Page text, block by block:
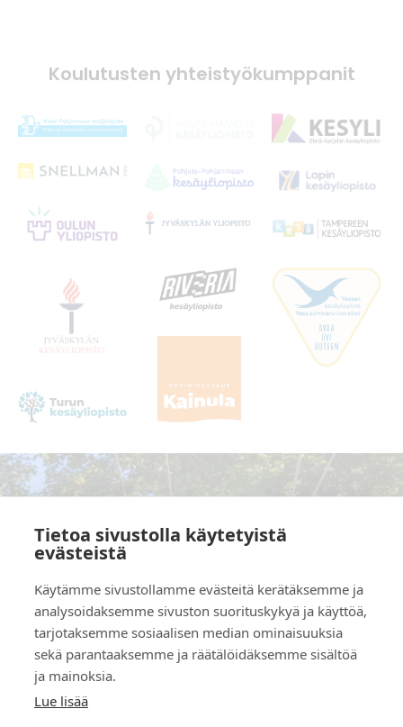
Koulutusten yhteistyökumppanit
Upseerinkatu 1-3, 02600 Espoo
044 5323 965
lassi.pruuki@dialogic.fi
Terapiavastaanotot myös Helsingissä ja
Keravalla.
Tietoa sivustolla käytetyistä
evästeistä
Käytämme sivustollamme evästeitä kerätäksemme ja
analysoidaksemme sivuston suorituskykyä ja käyttöä,
tarjotaksemme sosiaalisen median ominaisuuksia
sekä parantaaksemme ja räätälöidäksemme sisältöä
ja mainoksia.
Lue lisää